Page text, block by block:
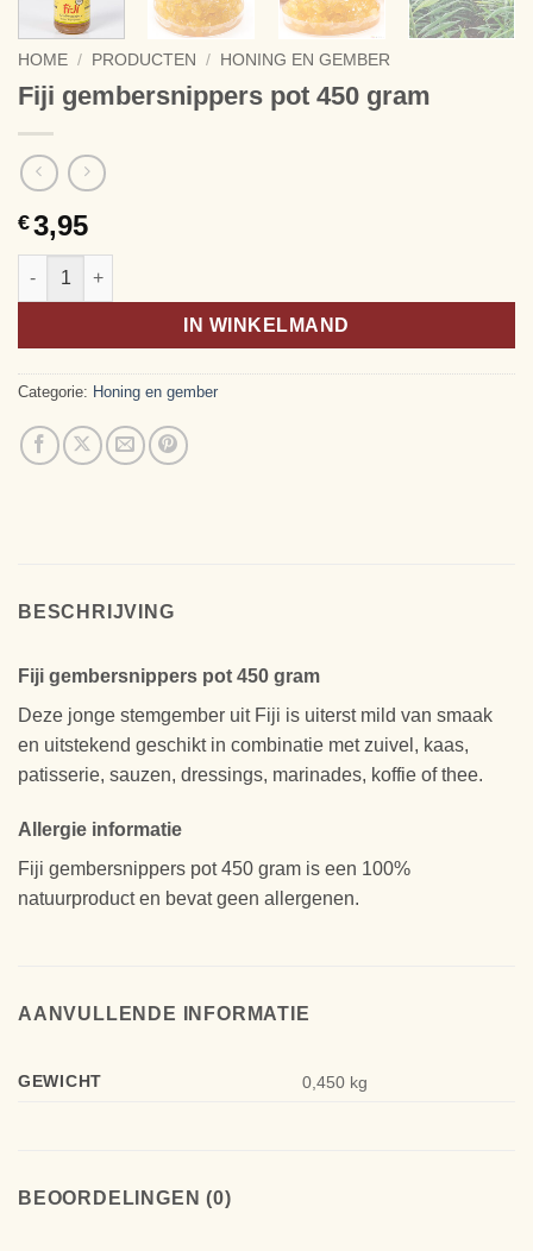
HOME / PRODUCTEN / HONING EN GEMBER
Fiji gembersnippers pot 450 gram
€3,95
Fiji gembersnippers pot 450 gram aantal
IN WINKELMAND
Alternative:
Categorie: Honing en gember
BESCHRIJVING
Fiji gembersnippers pot 450 gram
Deze jonge stemgember uit Fiji is uiterst mild van smaak
en uitstekend geschikt in combinatie met zuivel, kaas,
patisserie, sauzen, dressings, marinades, koffie of thee.
Allergie informatie
Fiji gembersnippers pot 450 gram is een 100%
natuurproduct en bevat geen allergenen.
AANVULLENDE INFORMATIE
GEWICHT 0,450 kg
BEOORDELINGEN (0)